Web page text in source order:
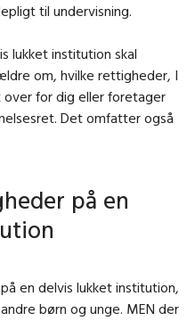
til undervisning.
lukket institution skal
om, hvilke rettigheder, I
over for dig eller foretager
Det omfatter også
på en
en delvis lukket institution,
børn og unge. MEN der